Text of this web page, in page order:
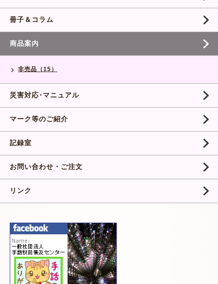
冊子＆コラム
商品案内
非売品（15）
災害対応･マニュアル
マーク等のご紹介
記録室
お問い合わせ・ご注文
リンク